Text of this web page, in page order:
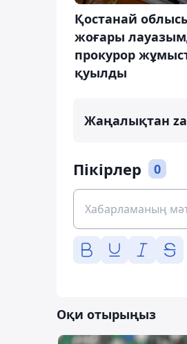
Қостанай
жоғары
прокурор
қуылды
Жаңалықтан
Пікірлер 0
Оқи отырыңыз